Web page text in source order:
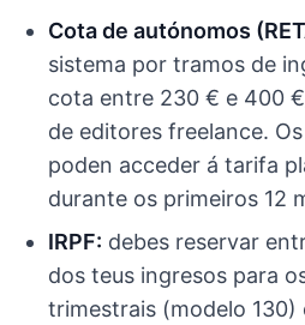
Cota de autónomos
sistema por tramos de
cota entre 230 € e 400
de editores freelance.
poden acceder á tarifa
durante os primeiros 12
IRPF: debes reservar
dos teus ingresos para
trimestrais (modelo 130)